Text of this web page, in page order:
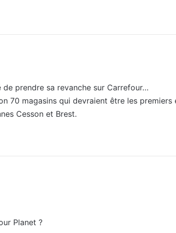
prendre sa revanche sur Carrefour…
70 magasins qui devraient être les
Cesson et Brest.
Planet ?